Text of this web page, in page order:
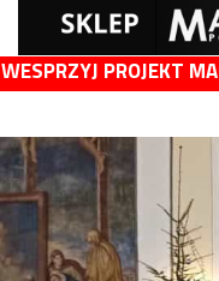
WESPRZYJ PROJEKT